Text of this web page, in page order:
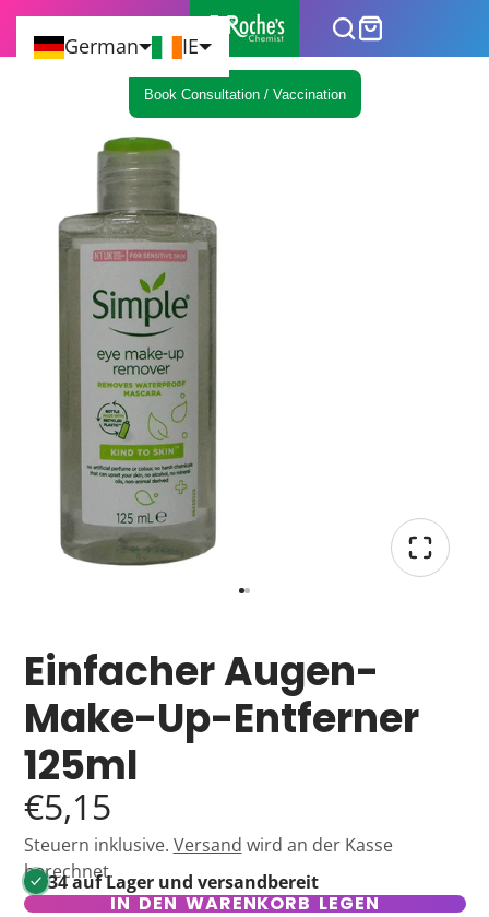
Book Consultation / Vaccination
Einfacher Augen-
Make-Up-Entferner
125ml
€5,15
Steuern inklusive. Versand wird an der Kasse
berechnet.
34 auf Lager und versandbereit
IN DEN WARENKORB LEGEN
Hello and welcome to Roche's Chemist 👋 How
can I help you today?
🏷️ What's on offer?
German IE